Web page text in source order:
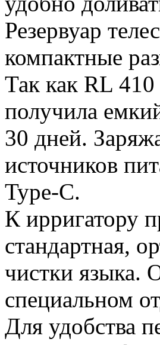
Резервуар
компактные
Так как RL
получила
30 дней.
источников
Type-C.
К ирригатору
стандартная,
чистки языка.
специальном
Для удобства